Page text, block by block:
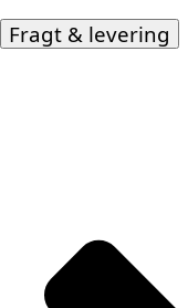
Fragt & levering